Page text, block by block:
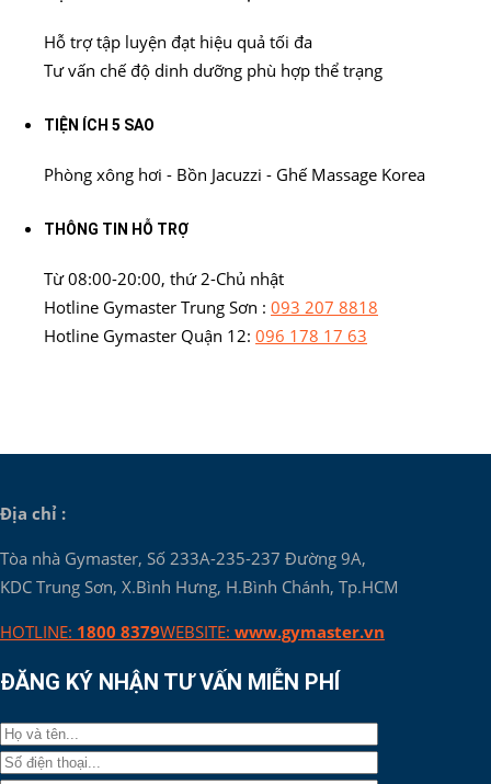
Hỗ trợ tập luyện đạt hiệu quả tối đa
Tư vấn chế độ dinh dưỡng phù hợp thể trạng
TIỆN ÍCH 5 SAO
Phòng xông hơi - Bồn Jacuzzi - Ghế Massage Korea
THÔNG TIN HỖ TRỢ
Từ 08:00-20:00, thứ 2-Chủ nhật
Hotline Gymaster Trung Sơn : 093 207 8818
Hotline Gymaster Quận 12: 096 178 17 63
Địa chỉ :
Tòa nhà Gymaster, Số 233A-235-237 Đường 9A,
KDC Trung Sơn, X.Bình Hưng, H.Bình Chánh, Tp.HCM
HOTLINE: 1800 8379WEBSITE: www.gymaster.vn
ĐĂNG KÝ NHẬN TƯ VẤN MIỄN PHÍ